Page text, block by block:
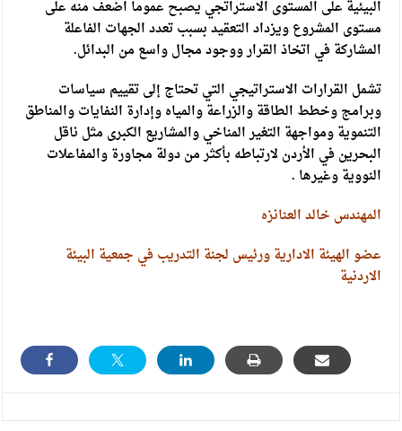
البيئية على المستوى الاستراتجي يصبح عموما اضعف منه على
مستوى المشروع ويزداد التعقيد بسبب تعدد الجهات الفاعلة
المشاركة في اتخاذ القرار ووجود مجال واسع من البدائل.
تشمل القرارات الاستراتيجي التي تحتاج إلى تقييم سياسات
وبرامج وخطط الطاقة والزراعة والمياه وإدارة النفايات والمناطق
التنموية ومواجهة التغير المناخي والمشاريع الكبرى مثل ناقل
البحرين في الأردن لارتباطه بأكثر من دولة مجاورة والمفاعلات
النووية وغيرها .
المهندس خالد العنانزه
عضو الهيئة الادارية ورئيس لجنة التدريب في جمعية البيئة
الاردنية